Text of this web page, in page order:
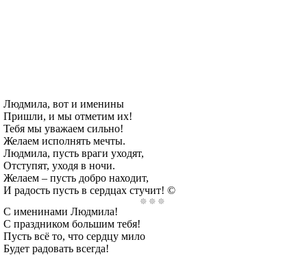
Людмила, вот и именины
Пришли, и мы отметим их!
Тебя мы уважаем сильно!
Желаем исполнять мечты.
Людмила, пусть враги уходят,
Отступят, уходя в ночи.
Желаем – пусть добро находит,
И радость пусть в сердцах стучит! ©
С именинами Людмила!
С праздником большим тебя!
Пусть всё то, что сердцу мило
Будет радовать всегда!